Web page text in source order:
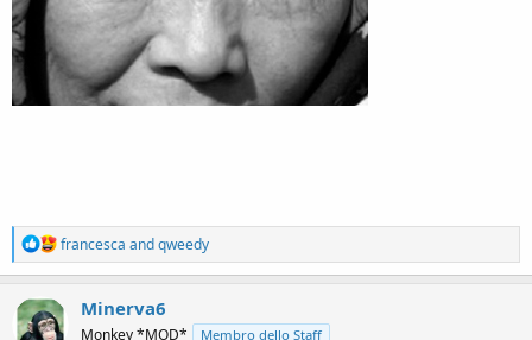
R
e
a
t
francesca andqweedy
Minerva6
Monkey *MOD* Membro dello Staff